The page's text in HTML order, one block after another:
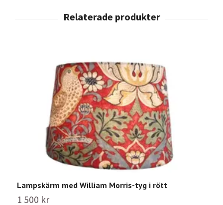
Lampskärm med William Morris-tyg i rött
1 500 kr